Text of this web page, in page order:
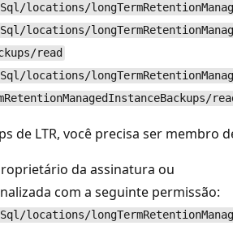
locations/
locations/
read
locations/
de LTR, você precisa ser membro
da assinatura ou
com a seguinte permissão:
locations/